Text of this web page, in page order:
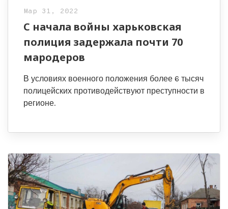
Мар 31, 2022
С начала войны харьковская
полиция задержала почти 70
мародеров
В условиях военного положения более 6 тысяч
полицейских противодействуют преступности в
регионе.